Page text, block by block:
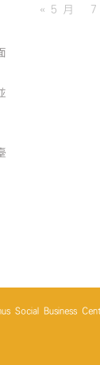
« 5 月
Social Business